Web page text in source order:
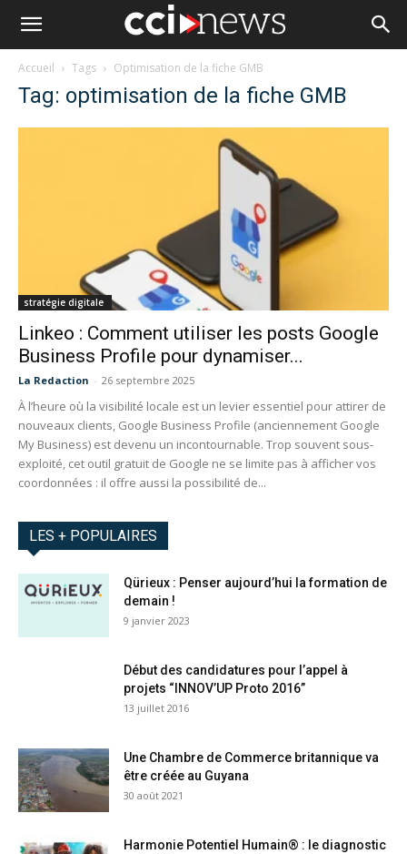
Accueil Tags Optimisation de la fiche GMB
Tag: optimisation de la fiche GMB
stratégie digitale
Linkeo : Comment utiliser les posts Google
Business Profile pour dynamiser...
La Redaction - 26 septembre 2025
À l’heure où la visibilité locale est un levier essentiel pour attirer de
nouveaux clients, Google Business Profile (anciennement Google
My Business) est devenu un incontournable. Trop souvent sous-
exploité, cet outil gratuit de Google ne se limite pas à afficher vos
coordonnées : il offre aussi la possibilité de...
LES + POPULAIRES
Qürieux : Penser aujourd’hui la formation de
demain !
9 janvier 2023
Début des candidatures pour l’appel à
projets “INNOV’UP Proto 2016”
13 juillet 2016
Une Chambre de Commerce britannique va
être créée au Guyana
30 août 2021
Harmonie Potentiel Humain® : le diagnostic